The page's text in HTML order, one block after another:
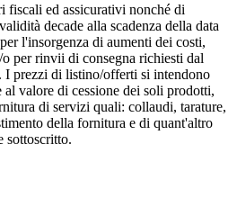
fiscali ed assicurativi nonché di
decade alla scadenza della data
l'insorgenza di aumenti dei costi,
o per rinvii di consegna richiesti dal
I prezzi di listino/offerti si intendono
valore di cessione dei soli prodotti,
di servizi quali: collaudi, tarature,
della fornitura e di quant'altro
sottoscritto.